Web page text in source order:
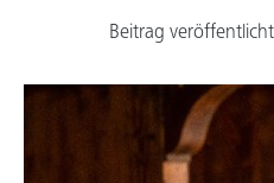
Beitrag